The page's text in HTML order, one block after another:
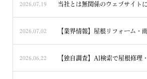
2026.07.19 当社とは無関係のウェブサイト
2026.07.02
2026.06.22